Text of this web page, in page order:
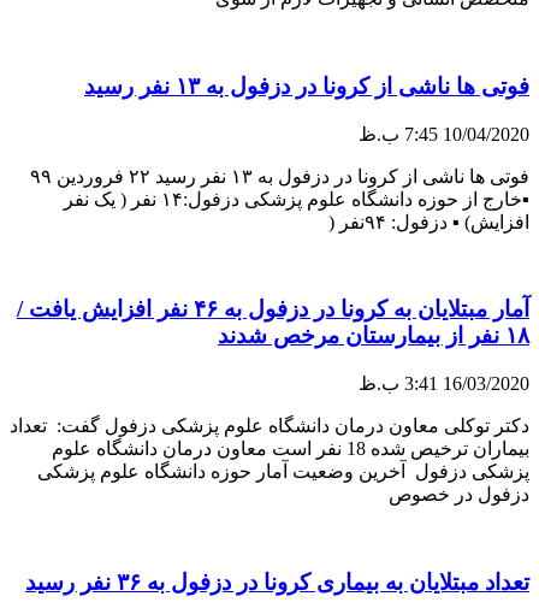
فوتی ها ناشی از کرونا در دزفول به ١٣ نفر رسید
10/04/2020 7:45 ب.ظ
فوتی ها ناشی از کرونا در دزفول به ١٣ نفر رسید ۲۲ فروردین ۹۹
▪️خارج از حوزه دانشگاه علوم پزشکی دزفول:۱۴ نفر ( یک نفر
افزایش) ▪️ دزفول: ۹۴نفر (
آمار مبتلایان به کرونا در دزفول به ۴۶ نفر افزایش یافت /
۱۸ نفر از بیمارستان مرخص شدند
16/03/2020 3:41 ب.ظ
دکتر توکلی معاون درمان دانشگاه علوم پزشکی دزفول گفت: تعداد
بیماران ترخیص شده 18 نفر است معاون درمان دانشگاه علوم
پزشکی دزفول آخرین وضعیت آمار حوزه دانشگاه علوم پزشکی
دزفول در خصوص
تعداد مبتلایان به بیماری کرونا در دزفول به ۳۶ نفر رسید